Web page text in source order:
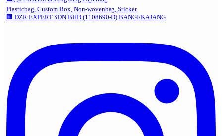
Plasticbag, Custom Box, Non-wovenbag, Sticker
🏢 DZR EXPERT SDN BHD (1108690-D) BANGI/KAJANG